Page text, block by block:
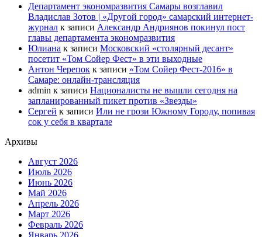
Департамент экономразвития Самары возглавил
Владислав Зотов | «Другой город» самарский интернет-
журнал к записи Александр Андриянов покинул пост
главы департамента экономразвития
Юлиана к записи Московский «столярный десант»
посетит «Том Сойер Фест» в эти выходные
Антон Черепок к записи «Том Сойер Фест-2016» в
Самаре: онлайн-трансляция
admin к записи Националисты не вышли сегодня на
запланированный пикет против «Звезды»
Сергей к записи Или не грози Южному Городу, попивая
сок у себя в квартале
Архивы
Август 2026
Июль 2026
Июнь 2026
Май 2026
Апрель 2026
Март 2026
Февраль 2026
Январь 2026